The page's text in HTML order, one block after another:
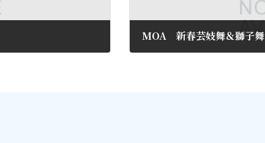
MOA 新春芸妓舞＆獅子舞